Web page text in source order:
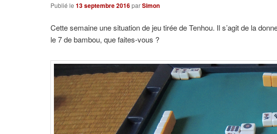
Publié le13 septembre 2016parSimon
Cette semaine une situation de jeu tirée de Tenhou. Il s’agit de la
le 7 de bambou, que faites-vous ?